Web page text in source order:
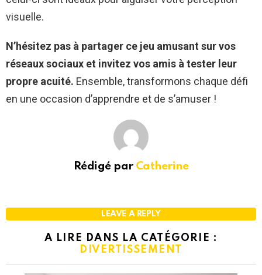
visuelle.
N’hésitez pas à partager ce jeu amusant sur vos
réseaux sociaux et invitez vos amis à tester leur
propre acuité. Ensemble, transformons chaque défi
en une occasion d’apprendre et de s’amuser !
Rédigé par Catherine
LEAVE A REPLY
A LIRE DANS LA CATÉGORIE :
DIVERTISSEMENT